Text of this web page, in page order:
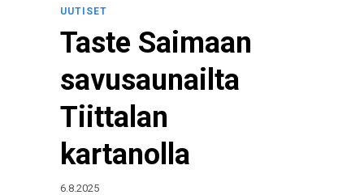
UUTISET
Taste Saimaan
savusaunailta
Tiittalan
kartanolla
6.8.2025